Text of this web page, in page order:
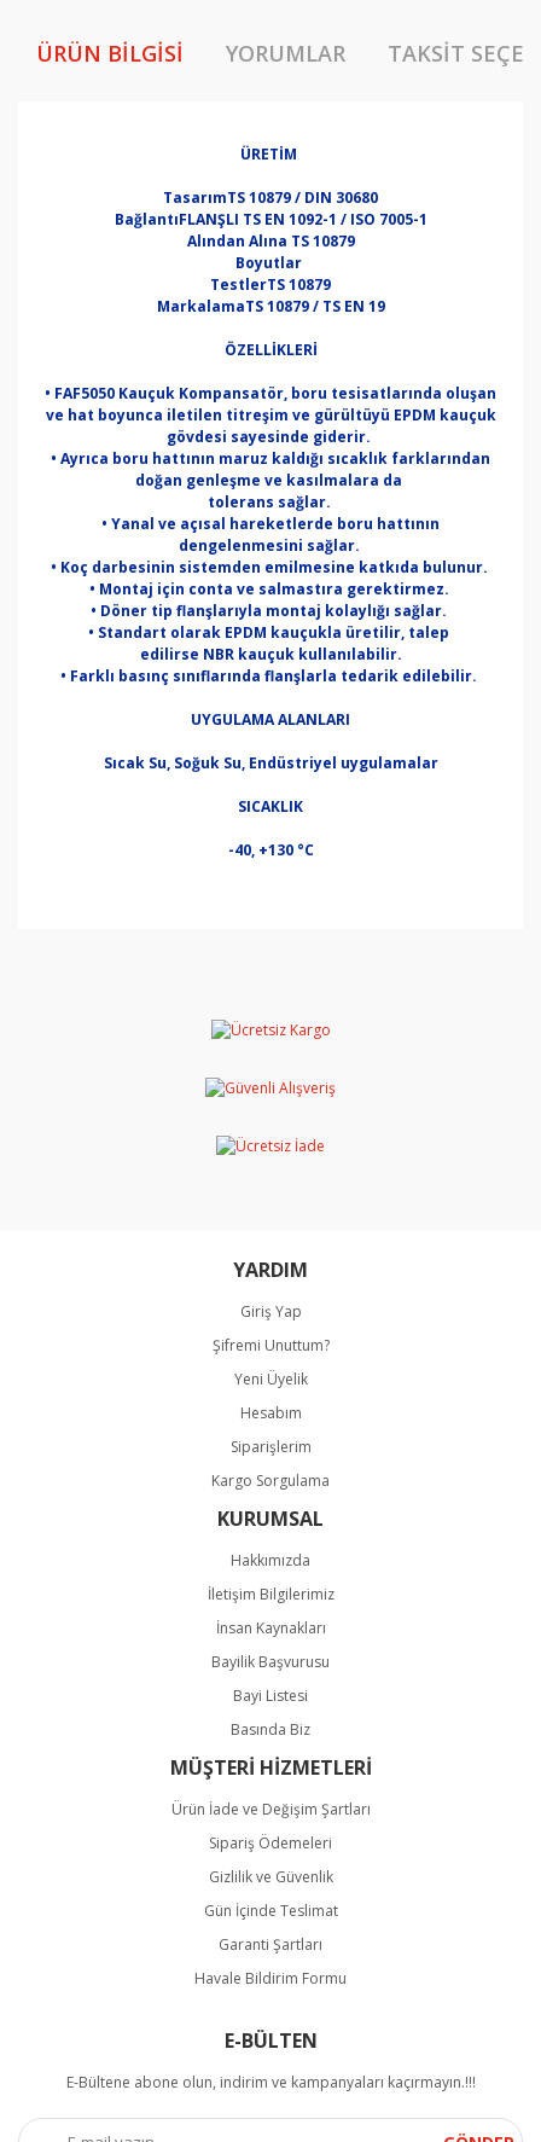
ÜRÜN BILGISI YORUMLAR TAKSIT
ÜRETİM
TasarımTS 10879 / DIN 30680
BağlantıFLANŞLI TS EN 1092-1 / ISO 7005-1
Alından Alına TS 10879
Boyutlar
TestlerTS 10879
MarkalamaTS 10879 / TS EN 19
ÖZELLİKLERİ
• FAF5050 Kauçuk Kompansatör, boru tesisatlarında oluşan
ve hat boyunca iletilen titreşim ve gürültüyü EPDM kauçuk
gövdesi sayesinde giderir.
• Ayrıca boru hattının maruz kaldığı sıcaklık farklarından
doğan genleşme ve kasılmalara da
tolerans sağlar.
• Yanal ve açısal hareketlerde boru hattının
dengelenmesini sağlar.
• Koç darbesinin sistemden emilmesine katkıda bulunur.
• Montaj için conta ve salmastıra gerektirmez.
• Döner tip flanşlarıyla montaj kolaylığı sağlar.
• Standart olarak EPDM kauçukla üretilir, talep
edilirse NBR kauçuk kullanılabilir.
• Farklı basınç sınıflarında flanşlarla tedarik edilebilir.
UYGULAMA ALANLARI
Sıcak Su, Soğuk Su, Endüstriyel uygulamalar
SICAKLIK
-40, +130 °C
Yorum Yaz
Ürün açıklamasında eksik bilgiler bulunuyor.
Gönder
YARDIM
Giriş Yap
Şifremi Unuttum?
Yeni Üyelik
Hesabım
Siparişlerim
Kargo Sorgulama
KURUMSAL
Hakkımızda
İletişim Bilgilerimiz
İnsan Kaynakları
Bayilik Başvurusu
Bayi Listesi
Basında Biz
MÜŞTERİ HİZMETLERİ
Ürün İade ve Değişim Şartları
Sipariş Ödemeleri
Gizlilik ve Güvenlik
Gün İçinde Teslimat
Garanti Şartları
Havale Bildirim Formu
E-BÜLTEN
E-Bültene abone olun, indirim ve kampanyaları kaçırmayın.!!!